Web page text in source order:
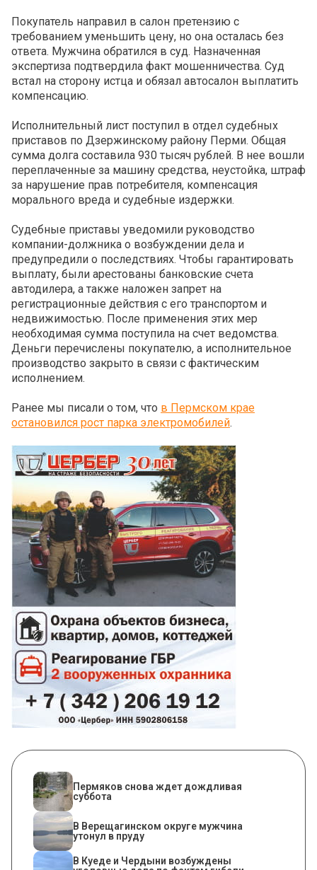
Покупатель направил в салон претензию с
требованием уменьшить цену, но она осталась без
ответа. Мужчина обратился в суд. Назначенная
экспертиза подтвердила факт мошенничества. Суд
встал на сторону истца и обязал автосалон выплатить
компенсацию.
Исполнительный лист поступил в отдел судебных
приставов по Дзержинскому району Перми. Общая
сумма долга составила 930 тысяч рублей. В нее вошли
переплаченные за машину средства, неустойка, штраф
за нарушение прав потребителя, компенсация
морального вреда и судебные издержки.
Судебные приставы уведомили руководство
компании-должника о возбуждении дела и
предупредили о последствиях. Чтобы гарантировать
выплату, были арестованы банковские счета
автодилера, а также наложен запрет на
регистрационные действия с его транспортом и
недвижимостью. После применения этих мер
необходимая сумма поступила на счет ведомства.
Деньги перечислены покупателю, а исполнительное
производство закрыто в связи с фактическим
исполнением.
Ранее мы писали о том, что в Пермском крае
остановился рост парка электромобилей.
Пермяков снова ждет дождливая
суббота
В Верещагинском округе мужчина
утонул в пруду
В Куеде и Чердыни возбуждены